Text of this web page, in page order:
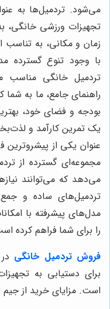
می‌شود. تردمیل‌ها به
تجهیزات ورزشی خانگی،
زمان و مکانی، به تناسب
با وجود تنوع گسترده
تردمیل خانگی مناسب
راهنمای جامع، ما به شما
بودجه و فضای خود،
یک تمرین کارآمد و
عنوان یکی از پیشروترین
مجموعه‌ای گسترده از
می‌دهد که می‌توانند
تردمیل‌های ساده و
مدل‌های پیشرفته با
را برای شما فراهم کرده
فروش تردمیل خانگی
برای دستیابی به
است. مزایای خرید از جیم